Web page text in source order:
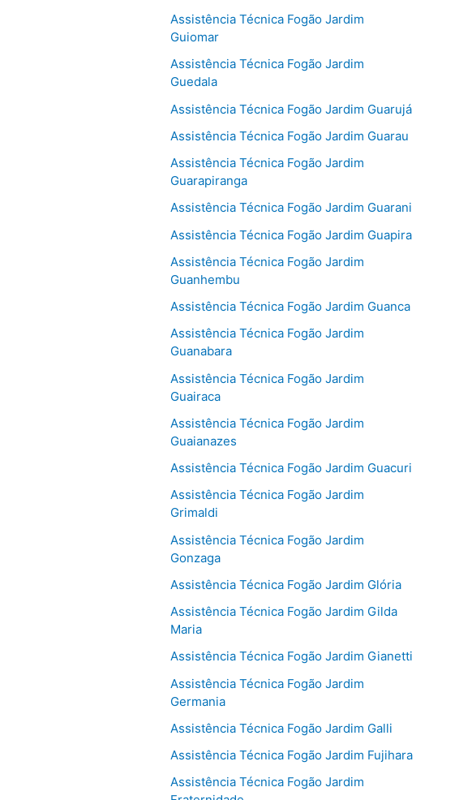
Assistência Técnica Fogão Jardim
Guiomar
Assistência Técnica Fogão Jardim
Guedala
Assistência Técnica Fogão Jardim Guarujá
Assistência Técnica Fogão Jardim Guarau
Assistência Técnica Fogão Jardim
Guarapiranga
Assistência Técnica Fogão Jardim Guarani
Assistência Técnica Fogão Jardim Guapira
Assistência Técnica Fogão Jardim
Guanhembu
Assistência Técnica Fogão Jardim Guanca
Assistência Técnica Fogão Jardim
Guanabara
Assistência Técnica Fogão Jardim
Guairaca
Assistência Técnica Fogão Jardim
Guaianazes
Assistência Técnica Fogão Jardim Guacuri
Assistência Técnica Fogão Jardim
Grimaldi
Assistência Técnica Fogão Jardim
Gonzaga
Assistência Técnica Fogão Jardim Glória
Assistência Técnica Fogão Jardim Gilda
Maria
Assistência Técnica Fogão Jardim Gianetti
Assistência Técnica Fogão Jardim
Germania
Assistência Técnica Fogão Jardim Galli
Assistência Técnica Fogão Jardim Fujihara
Assistência Técnica Fogão Jardim